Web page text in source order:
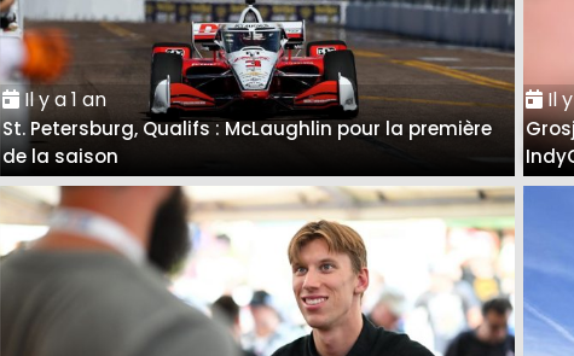
Il y a 1 an
St. Petersburg, Qualifs : McLaughlin pour la première
de la saison
Il y